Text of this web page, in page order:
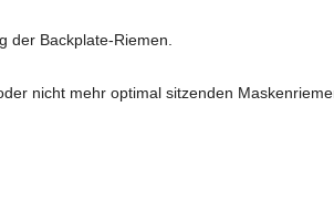
der Backplate-Riemen.
nicht mehr optimal sitzenden